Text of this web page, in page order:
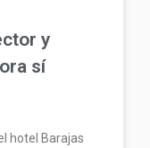
y
sí
hotel Barajas